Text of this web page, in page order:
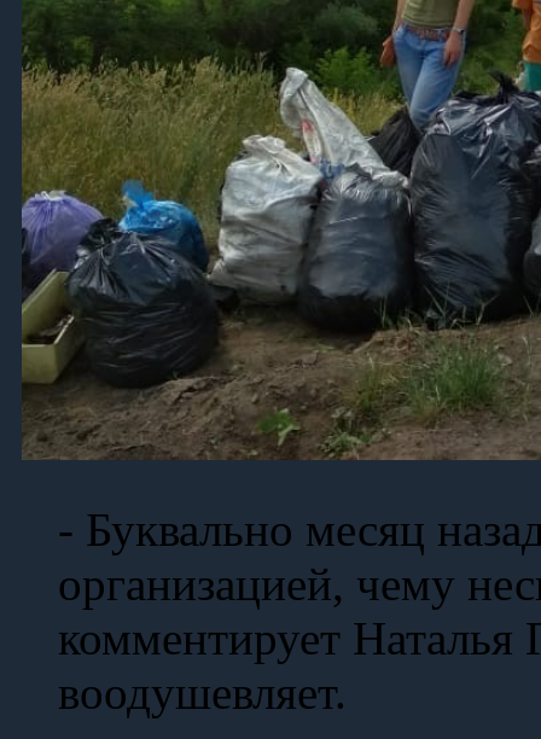
- Буквально месяц
организацией, чему
комментирует Наталья
воодушевляет.